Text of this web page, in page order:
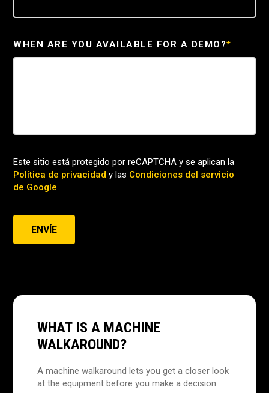
WHEN ARE YOU AVAILABLE FOR A DEMO?*
Este sitio está protegido por reCAPTCHA y se aplican la
Política de privacidad y las Condiciones del servicio
de Google.
ENVÍE
WHAT IS A MACHINE
WALKAROUND?
A machine walkaround lets you get a closer look
at the equipment before you make a decision.